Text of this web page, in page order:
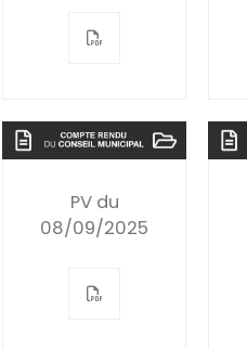
PV du
08/09/2025